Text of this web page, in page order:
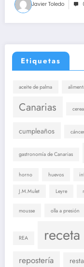
Javier Toledo
Etiquetas
aceite de palma
Canarias
cumpleaños
gastronomía de Canarias
horno huevos
J.M.Mulet Leyre
mousse olla a presión
REA receta
repostería